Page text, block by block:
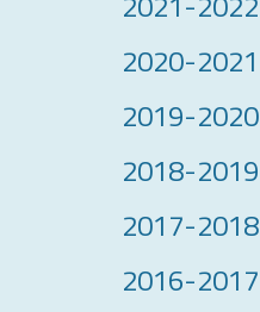
2020-2021
2019-2020
2018-2019
2017-2018
2016-2017